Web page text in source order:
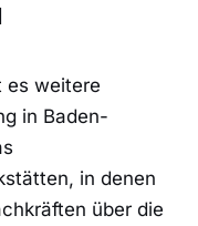
es weitere
in Baden-
in denen
über die